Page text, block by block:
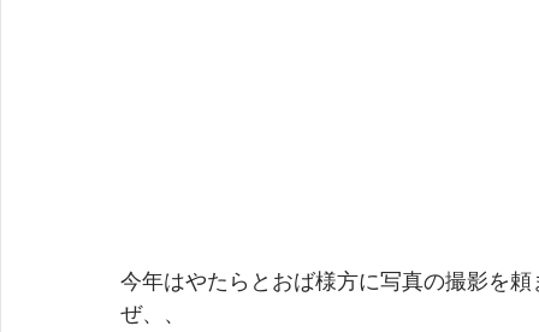
今年はやたらとおば様方に写真の撮影を
ぜ、、